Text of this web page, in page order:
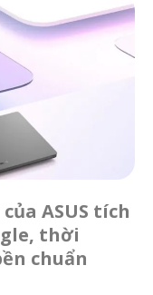
ASUS tích
thời
chuẩn